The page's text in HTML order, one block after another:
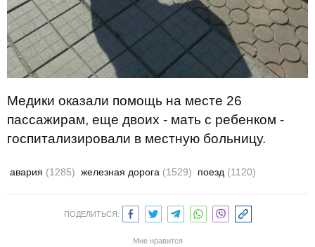
Медики оказали помощь на месте 26
пассажирам, еще двоих - мать с ребенком -
госпитализировали в местную больницу.
авария (1285) железная дорога (1529) поезд (1120)
ПОДЕЛИТЬСЯ:
Мне нравится